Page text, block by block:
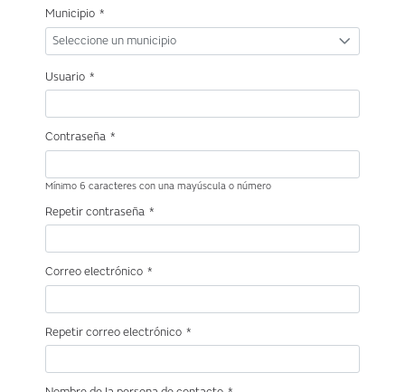
Municipio *
Seleccione un municipio
Usuario *
Contraseña *
Mínimo 6 caracteres con una mayúscula o número
Repetir contraseña *
Correo electrónico *
Repetir correo electrónico *